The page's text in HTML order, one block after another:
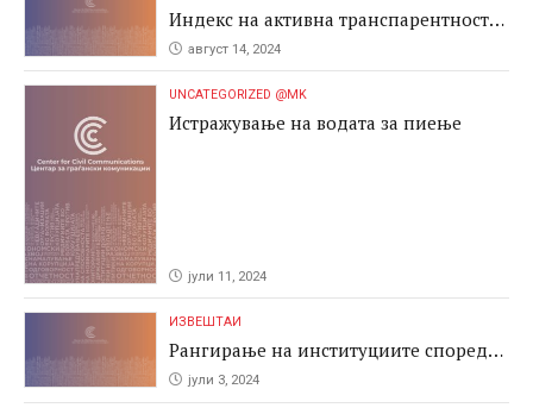
Индекс на активна транспарентност
2024август 14, 2024
UNCATEGORIZED @MK
Истражување на водата за пиење
јули 11, 2024
ИЗВЕШТАИ
Рангирање на институциите според
антикорупциските перформаси во
јавните набавки
јули 3, 2024